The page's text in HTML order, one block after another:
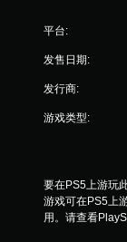
平台:
发售日期:
发行商:
游戏类型:
要在PS5上游玩
游戏可在PS5上
用。请查看